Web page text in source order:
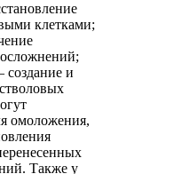
клетками;
создание и
омоложения,
Также у